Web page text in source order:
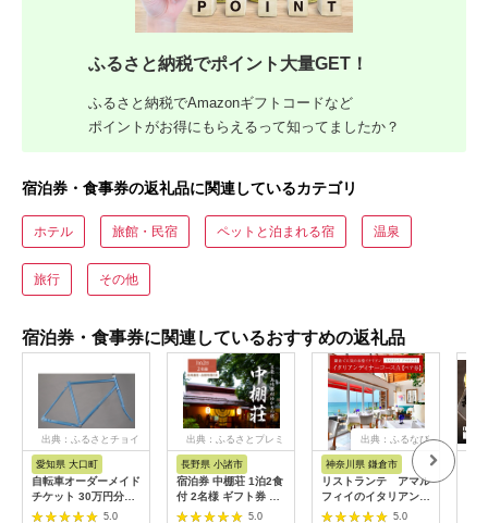
ふるさと納税でポイント大量GET！
ふるさと納税でAmazonギフトコードなど
ポイントがお得にもらえるって知ってましたか？
宿泊券・食事券の返礼品に関連しているカテゴリ
ホテル 旅館・民宿 ペットと泊まれる宿 温泉
旅行 その他
宿泊券・食事券に関連しているおすすめの返礼品
出典：ふるさとチョイ
愛知県 大口町
自転車オーダーメイド
チケット 30万円分
【1360365】
5.0
出典：ふるさとプレミ
長野県 小諸市
宿泊券 中棚荘 1泊2食
付 2名様 ギフト券 チ
ケット 券 宿泊 旅行
5.0
出典：ふるなび
神奈川県 鎌倉市
リストランテ アマル
フィイのイタリアンデ
ィナーコースA ペア
5.0